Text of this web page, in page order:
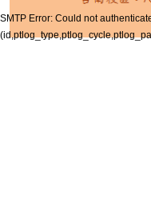
SMTP Error: Could not